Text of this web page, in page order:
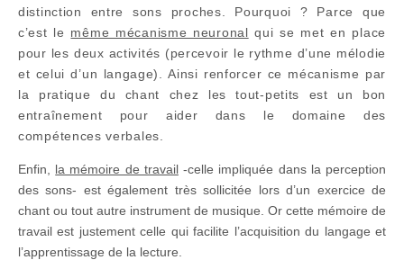
distinction entre sons proches. Pourquoi ? Parce que
c’est le même mécanisme neuronal qui se met en place
pour les deux activités (percevoir le rythme d’une mélodie
et celui d’un langage). Ainsi renforcer ce mécanisme par
la pratique du chant chez les tout-petits est un bon
entraînement pour aider dans le domaine des
compétences verbales.
Enfin, la mémoire de travail-celle impliquée dans la perception
des sons- est également très sollicitée lors d’un exercice de
chant ou tout autre instrument de musique. Or cette mémoire de
travail est justement celle qui facilite l’acquisition du langage et
l’apprentissage de la lecture.